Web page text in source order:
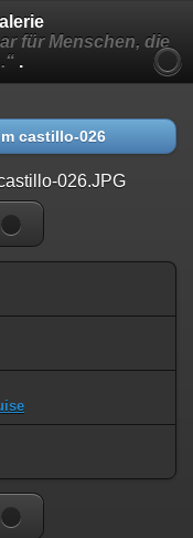
für Menschen, die
.
castillo-026